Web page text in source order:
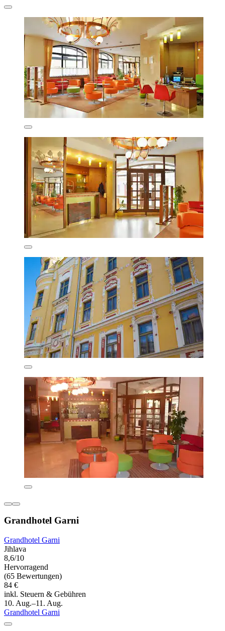
Grandhotel Garni
Grandhotel Garni
Jihlava
8,6/10
Hervorragend
(65 Bewertungen)
84 €
inkl. Steuern & Gebühren
10. Aug.–11. Aug.
Grandhotel Garni